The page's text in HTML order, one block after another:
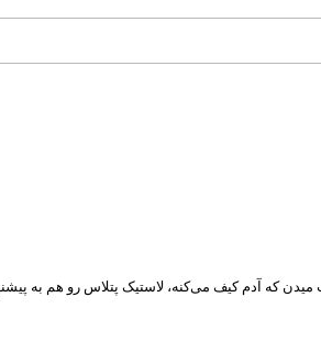
که آدم کیف می‌کنه، لاستیک پتلاس رو هم به